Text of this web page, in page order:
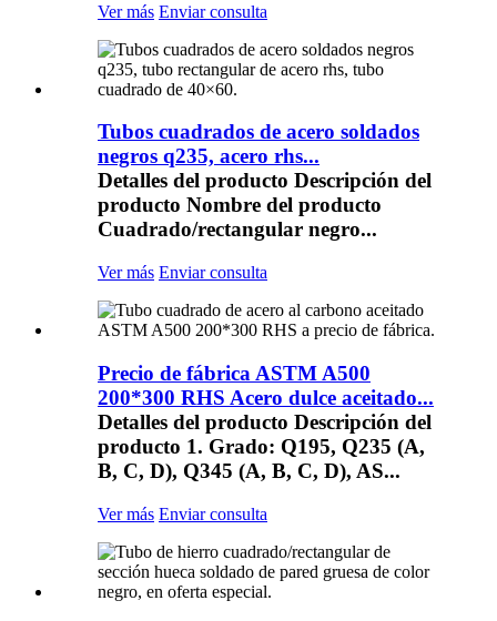
Ver más Enviar consulta
Tubos cuadrados de acero soldados
negros q235, acero rhs...
Detalles del producto Descripción del
producto Nombre del producto
Cuadrado/rectangular negro...
Ver más Enviar consulta
Precio de fábrica ASTM A500
200*300 RHS Acero dulce aceitado...
Detalles del producto Descripción del
producto 1. Grado: Q195, Q235 (A,
B, C, D), Q345 (A, B, C, D), AS...
Ver más Enviar consulta